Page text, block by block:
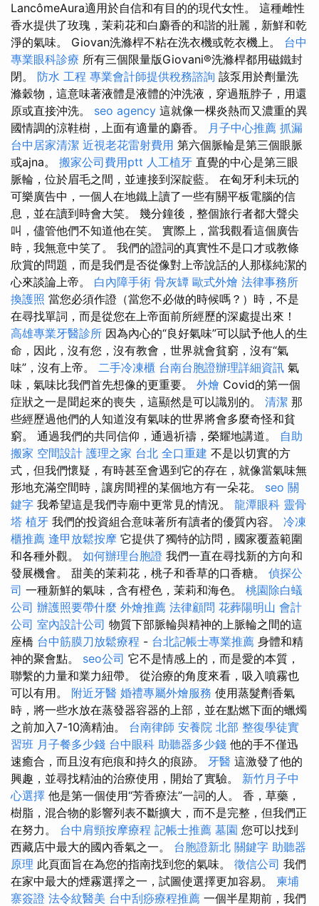
LancômeAura適用於自信和有目的的現代女性。 這種雌性
香水提供了玫瑰，茉莉花和白麝香的和諧的壯麗，新鮮和乾
淨的氣味。 Giovan洗滌桿不粘在洗衣機或乾衣機上。 台中
專業眼科診療 所有三個限量版Giovani®洗滌桿都用磁鐵封
閉。 防水 工程 專業會計師提供稅務諮詢 該泵用於劑量洗
滌穀物，這意味著液體是液體的沖洗液，穿過瓶脖子，用還
原或直接沖洗。 seo agency 這就像一棵炎熱而又濃重的異
國情調的涼鞋樹，上面有適量的麝香。 月子中心推薦 抓漏
台中居家清潔 近視老花雷射費用 第六個脈輪是第三個眼脈
或ajna。 搬家公司費用ptt 人工植牙 直覺的中心是第三眼
脈輪，位於眉毛之間，並連接到深靛藍。 在匈牙利未玩的
可樂廣告中，一個人在地鐵上讀了一些有關平板電腦的信
息，並在讀到時會大笑。 幾分鐘後，整個旅行者都大聲尖
叫，儘管他們不知道他在笑。 實際上，當我觀看這個廣告
時，我無意中笑了。 我們的證詞的真實性不是口才或教條
欣賞的問題，而是我們是否從像對上帝說話的人那樣純潔的
心來談論上帝。 白內障手術 骨灰罈 歐式外燴 法律事務所
換護照 當您必須作證（當您不必做的時候嗎？）時，不是
在尋找單詞，而是從您在上帝面前所經歷的深處提出來！
高雄專業牙醫診所 因為內心的“良好氣味”可以賦予他人的生
命，因此，沒有您，沒有教會，世界就會貧窮，沒有“氣
味”，沒有上帝。 二手冷凍櫃 台南台胞證辦理詳細資訊 氣
味，氣味比我們首先想像的更重要。 外燴 Covid的第一個
症狀之一是聞起來的喪失，這顯然是可以識別的。 清潔 那
些經歷過他們的人知道沒有氣味的世界將會多麼奇怪和貧
窮。 通過我們的共同信仰，通過祈禱，榮耀地講道。 自助
搬家 空間設計 護理之家 台北 全口重建 不是以切實的方
式，但我們懷疑，有時甚至會遇到它的存在，就像當氣味無
形地充滿空間時，讓房間裡的某個地方有一朵花。 seo 關
鍵字 我希望這是我們寺廟中更常見的情況。 龍潭眼科 靈骨
塔 植牙 我們的投資組合意味著所有讀者的優質內容。 冷凍
櫃推薦 逢甲放鬆按摩 它提供了獨特的訪問，國家覆蓋範圍
和各種外觀。 如何辦理台胞證 我們一直在尋找新的方向和
發展機會。 甜美的茉莉花，桃子和香草的口香糖。 偵探公
司 一種新鮮的氣味，含有橙色，茉莉和海色。 桃園除白蟻
公司 辦護照要帶什麼 外燴推薦 法律顧問 花葬陽明山 會計
公司 室內設計公司 物質下部脈輪與精神的上脈輪之間的這
座橋 台中筋膜刀放鬆療程 - 台北記帳士專業推薦 身體和精
神的聚會點。 seo公司 它不是情感上的，而是愛的本質，
聯繫的力量和業力紐帶。 從治療的角度來看，吸入噴霧也
可以有用。 附近牙醫 婚禮專屬外燴服務 使用蒸髮劑香氣
時，將一些水放在蒸發器容器的上部，並在點燃下面的蠟燭
之前加入7-10滴精油。 台南律師 安養院 北部 整復學徒實
習班 月子餐多少錢 台中眼科 助聽器多少錢 他的手不僅迅
速癒合，而且沒有疤痕和持久的痕跡。 牙醫 這激發了他的
興趣，並尋找精油的治療使用，開始了實驗。 新竹月子中
心選擇 他是第一個使用“芳香療法”一詞的人。 香，草藥，
樹脂，混合物的影響列表不斷擴大，而不是完整，但我們正
在努力。 台中肩頸按摩療程 記帳士推薦 墓園 您可以找到
西藏店中最大的國內香氣之一。 台胞證新北 關鍵字 助聽器
原理 此頁面旨在為您的指南找到您的氣味。 徵信公司 我們
在家中最大的煙霧選擇之一，試圖使選擇更加容易。 柬埔
寨簽證 法令紋醫美 台中刮痧療程推薦 一個半星期前，我們